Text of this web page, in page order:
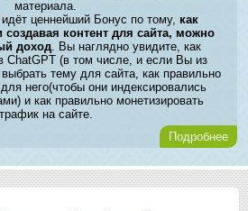
материала.
идёт ценнейший Бонус по тому,как
создавая контент для сайта, можно
доход. Вы наглядно увидите, как
ChatGPT (в том числе, и если Вы из
тему для сайта, как правильно
него(чтобы они индексировались
и как правильно монетизировать
трафик на сайте.
Подробнее